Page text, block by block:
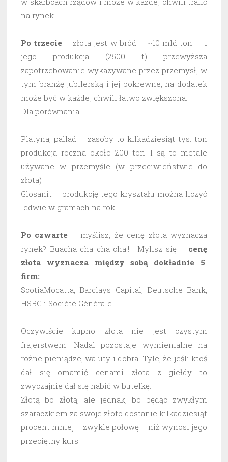
na rynek.
Po trzecie – złota jest w bród – ~10 mld ton! – i
jego produkcja (2500 t) przewyższa
zapotrzebowanie wykazywane przez przemysł, w
tym branżę jubilerską i jej pokrewne, na dodatek
może być w każdej chwili łatwo zwiększona.
Dla porównania:
Platyna, pallad – zasoby to kilkadziesiąt tys. ton
produkcja roczna około 200 ton. I są to metale
używane w przemyśle (w przeciwieństwie do
złota)
Glosanit – produkcję tego kryształu można liczyć
ledwie w gramach na rok.
Po czwarte – myślisz, że cenę złota wyznacza
rynek? Buacha cha cha cha!!! Mylisz się – cenę
złota wyznacza między sobą dokładnie 5
firm:
ScotiaMocatta, Barclays Capital, Deutsche Bank,
HSBC i Société Générale.
Oczywiście kupno złota nie jest czystym
frajerstwem. Nadal pozostaje wymienialne na
różne pieniądze, waluty i dobra. Tyle, że jeśli ktoś
dał się omamić cenami złota z giełdy to
zwyczajnie dał się nabić w butelkę.
Złotą bo złotą, ale jednak, bo będąc zwykłym
szaraczkiem za swoje złoto dostanie kilkadziesiąt
procent mniej – zwykle połowę – niż wynosi jego
przeciętny kurs.